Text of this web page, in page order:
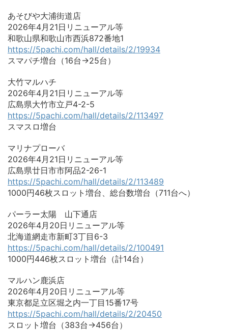
あそびや大浦街道店
2026年4月21日リニューアル等
和歌山県和歌山市西浜872番地1
https://5pachi.com/hall/details/2/19934
スマパチ増台（16台→25台）
大竹マルハチ
2026年4月21日リニューアル等
広島県大竹市立戸4-2-5
https://5pachi.com/hall/details/2/113497
スマスロ増台
マリナプローバ
2026年4月21日リニューアル等
広島県廿日市市阿品2-26-1
https://5pachi.com/hall/details/2/113489
1000円46枚スロット増台、総台数増台（711台へ）
パーラー太陽 山下通店
2026年4月20日リニューアル等
北海道網走市新町3丁目6-3
https://5pachi.com/hall/details/2/100491
1000円446枚スロット増台（計14台）
マルハン鹿浜店
2026年4月20日リニューアル等
東京都足立区堀之内一丁目15番17号
https://5pachi.com/hall/details/2/20450
スロット増台（383台→456台）